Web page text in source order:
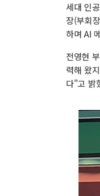
세대 인
장(부회
하며 AI
전영현
력해 왔
다"고 밝